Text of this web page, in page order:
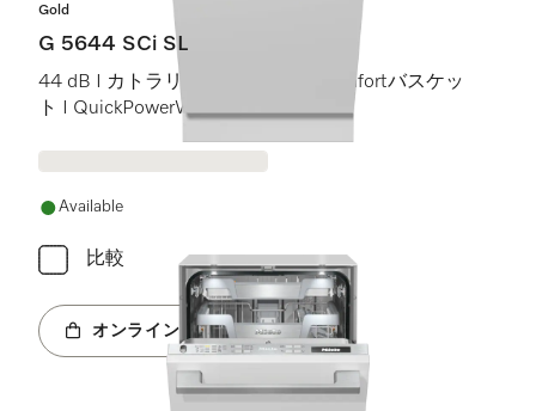
Gold
G 5644 SCi SL
44 dB I カトラリートレイ I ExtraComfortバスケッ
ト I QuickPowerWash I AutoOpen
Available
比較
オンラインショップへ